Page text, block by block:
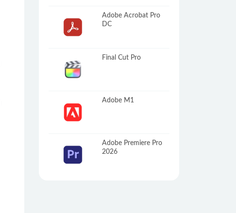
Adobe Acrobat Pro
DC
Final Cut Pro
Adobe M1
Adobe Premiere Pro
2026